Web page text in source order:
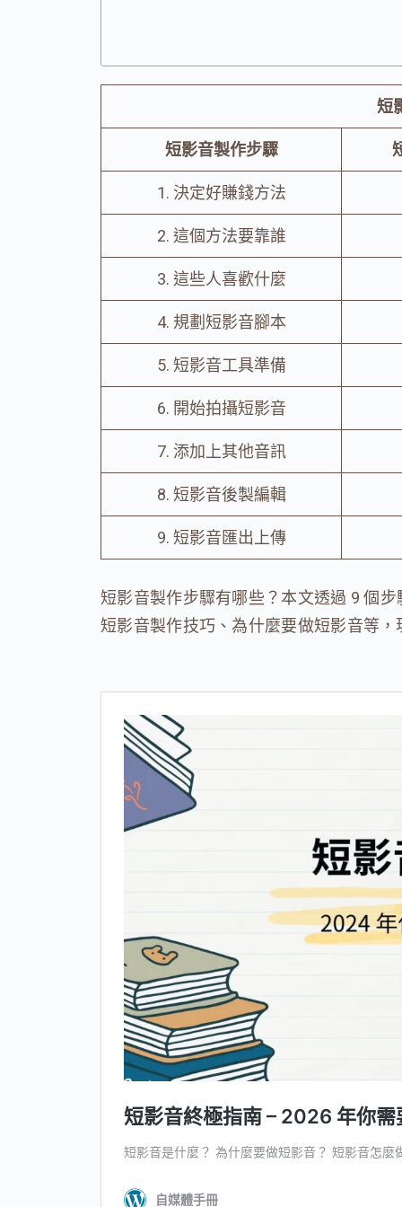
短
短影音製作步驟
1. 決定好賺錢方法
2. 這個方法要靠誰
3. 這些人喜歡什麼
4. 規劃短影音腳本
5. 短影音工具準備
6. 開始拍攝短影音
7. 添加上其他音訊
8. 短影音後製編輯
9. 短影音匯出上傳
短影音製作步驟有哪些？本文透過 9 個
短影音製作技巧、為什麼要做短影音等